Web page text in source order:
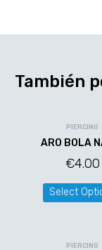
También
PIERCING
ARO BOLA
€4.00
Select
PIERCING